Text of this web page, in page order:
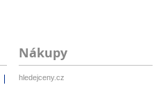
Nákupy
hledejceny.cz